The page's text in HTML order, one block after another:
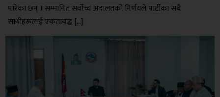
पारेका छन् । सम्मानित सर्वोच्च अदालतको निर्णयले पार्टीका सबै
साथीहरूलाई एकताबद्ध […]